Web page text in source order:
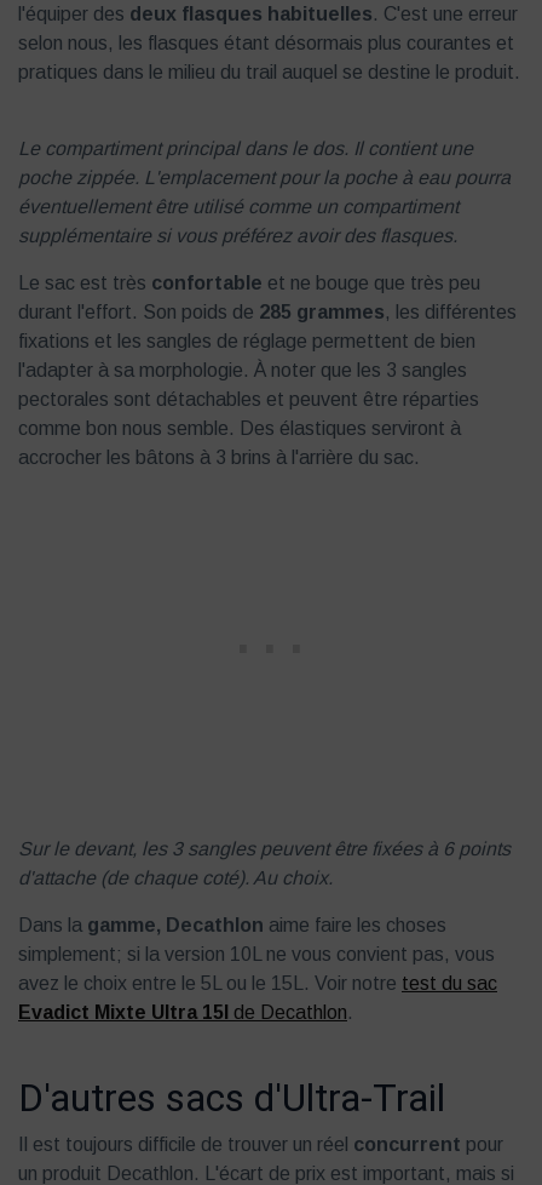
l'équiper des deux flasques habituelles. C'est une erreur
selon nous, les flasques étant désormais plus courantes et
pratiques dans le milieu du trail auquel se destine le produit.
Le compartiment principal dans le dos. Il contient une
poche zippée. L'emplacement pour la poche à eau pourra
éventuellement être utilisé comme un compartiment
supplémentaire si vous préférez avoir des flasques.
Le sac est très confortable et ne bouge que très peu
durant l'effort. Son poids de 285 grammes, les différentes
fixations et les sangles de réglage permettent de bien
l'adapter à sa morphologie. À noter que les 3 sangles
pectorales sont détachables et peuvent être réparties
comme bon nous semble. Des élastiques serviront à
accrocher les bâtons à 3 brins à l'arrière du sac.
Sur le devant, les 3 sangles peuvent être fixées à 6 points
d'attache (de chaque coté). Au choix.
Dans la gamme, Decathlon aime faire les choses
simplement; si la version 10L ne vous convient pas, vous
avez le choix entre le 5L ou le 15L. Voir notre test du sac
Evadict Mixte Ultra 15l de Decathlon.
D'autres sacs d'Ultra-Trail
Il est toujours difficile de trouver un réel concurrent pour
un produit Decathlon. L'écart de prix est important, mais si